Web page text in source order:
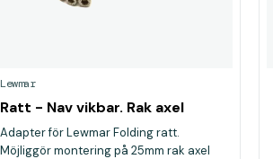
Lewmar
Ratt - Nav vikbar. Rak axel
Adapter för Lewmar Folding ratt.
Möjliggör montering på 25mm rak axel